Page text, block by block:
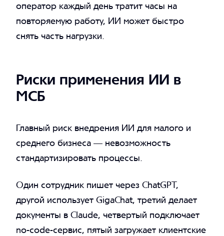
оператор каждый день тратит часы на
повторяемую работу, ИИ может быстро
снять часть нагрузки.
Риски применения ИИ в
МСБ
Главный риск внедрения ИИ для малого и
среднего бизнеса — невозможность
стандартизировать процессы.
Один сотрудник пишет через ChatGPT,
другой использует GigaChat, третий делает
документы в Claude, четвертый подключает
no-code-сервис, пятый загружает клиентские